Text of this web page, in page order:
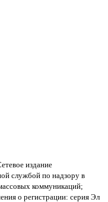
издание
службой по надзору в
коммуникаций;
о регистрации: серия Эл